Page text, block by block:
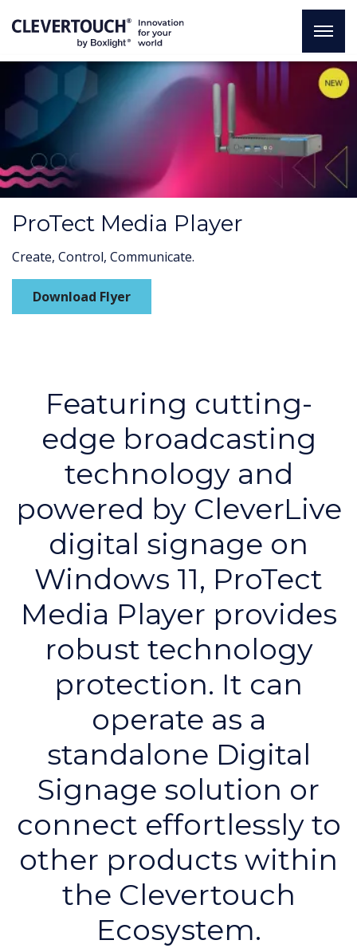
ProTect Media Player
Create, Control, Communicate.
Download Flyer
Featuring cutting-
edge broadcasting
technology and
powered by CleverLive
digital signage on
Windows 11, ProTect
Media Player provides
robust technology
protection. It can
operate as a
standalone Digital
Signage solution or
connect effortlessly to
other products within
the Clevertouch
Ecosystem.